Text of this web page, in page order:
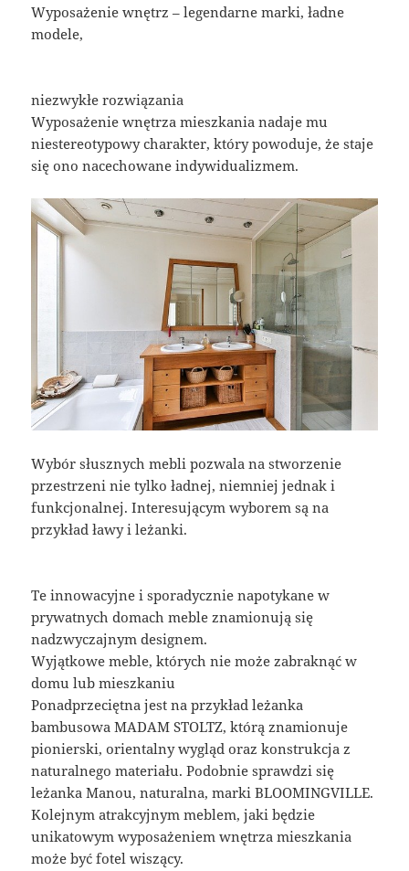
Wyposażenie wnętrz – legendarne marki, ładne
modele,
niezwykłe rozwiązania
Wyposażenie wnętrza mieszkania nadaje mu
niestereotypowy charakter, który powoduje, że staje
się ono nacechowane indywidualizmem.
Wybór słusznych mebli pozwala na stworzenie
przestrzeni nie tylko ładnej, niemniej jednak i
funkcjonalnej. Interesującym wyborem są na
przykład ławy i leżanki.
Te innowacyjne i sporadycznie napotykane w
prywatnych domach meble znamionują się
nadzwyczajnym designem.
Wyjątkowe meble, których nie może zabraknąć w
domu lub mieszkaniu
Ponadprzeciętna jest na przykład leżanka
bambusowa MADAM STOLTZ, którą znamionuje
pionierski, orientalny wygląd oraz konstrukcja z
naturalnego materiału. Podobnie sprawdzi się
leżanka Manou, naturalna, marki BLOOMINGVILLE.
Kolejnym atrakcyjnym meblem, jaki będzie
unikatowym wyposażeniem wnętrza mieszkania
może być fotel wiszący.